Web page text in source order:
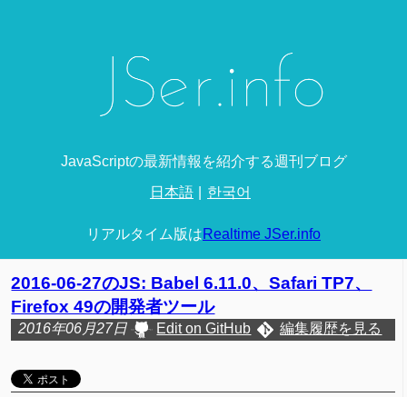
JavaScriptの最新情報を紹介する週刊ブログ
日本語 한국어
リアルタイム版はRealtime JSer.info
2016-06-27のJS: Babel 6.11.0、Safari TP7、
Firefox 49の開発者ツール
2016年06月27日 Edit on GitHub 編集履歴を見る